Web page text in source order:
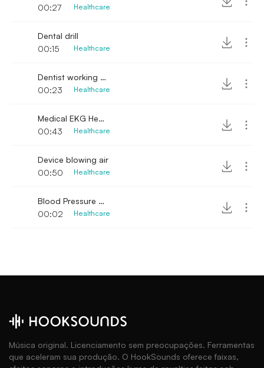
00:27
Healthcare
Dental drill
00:15
Healthcare
Dentist working with drill
00:23
Healthcare
Medical EKG Heart Monitor
00:43
Healthcare
Device blowing air
00:50
Healthcare
Blood Pressure cuff handling
00:02
Healthcare
Música original. Licenciamento sem preocupações. Ferramentas
que aceleram sua produção. O HookSounds oferece faixas,